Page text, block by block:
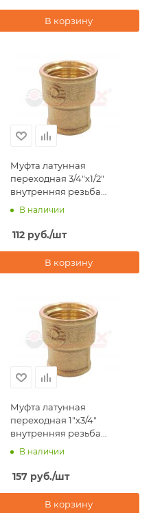
В корзину
Муфта латунная
переходная 3/4"х1/2"
внутренняя резьба
Valfex
В наличии
112 руб./шт
В корзину
Муфта латунная
переходная 1"х3/4"
внутренняя резьба
Valfex
В наличии
157 руб./шт
В корзину